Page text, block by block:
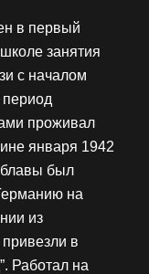
в первый
занятия
с началом
проживал
января 1942
был
на
из
в
Работал на